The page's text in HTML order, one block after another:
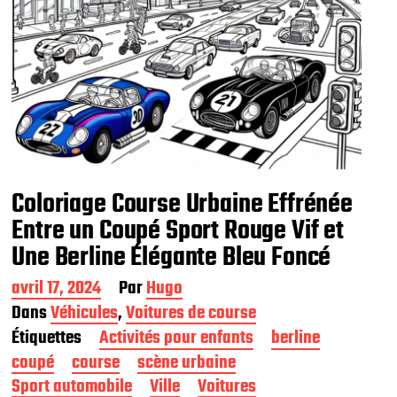
Coloriage Course Urbaine Effrénée
Entre un Coupé Sport Rouge Vif et
Une Berline Élégante Bleu Foncé
D
a
t
e
d
e
avril 17, 2024 ParHugo
DansVéhicules,Voitures de course
Étiquettes
Activités pour enfants
berline
coupé
course
scène urbaine
Sport automobile
Ville Voitures